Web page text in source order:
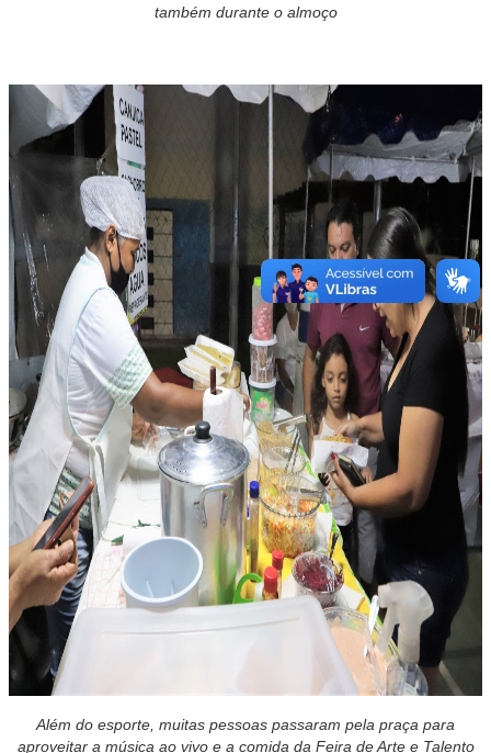
também durante o almoço
Além do esporte, muitas pessoas passaram pela praça para
aproveitar a música ao vivo e a comida da Feira de Arte e Talento